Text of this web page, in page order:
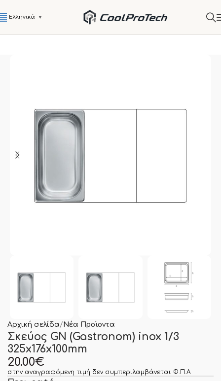
Ελληνικά ▼
Αρχική σελίδα Νέα Προϊοντα
Σκεύος GN (Gastronom) inox 1/3
325x176x100mm
20.00€
στην αναγραφόμενη τιμή δεν συμπεριλαμβάνεται Φ.Π.Α